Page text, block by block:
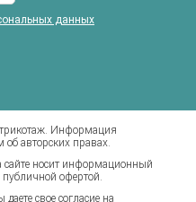
данных
Информация
авторских правах.
носит информационный
публичной офертой.
свое согласие на